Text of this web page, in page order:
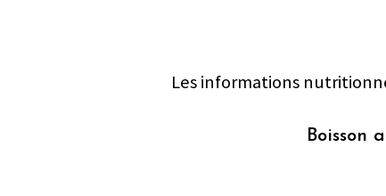
Les informations
Boisson